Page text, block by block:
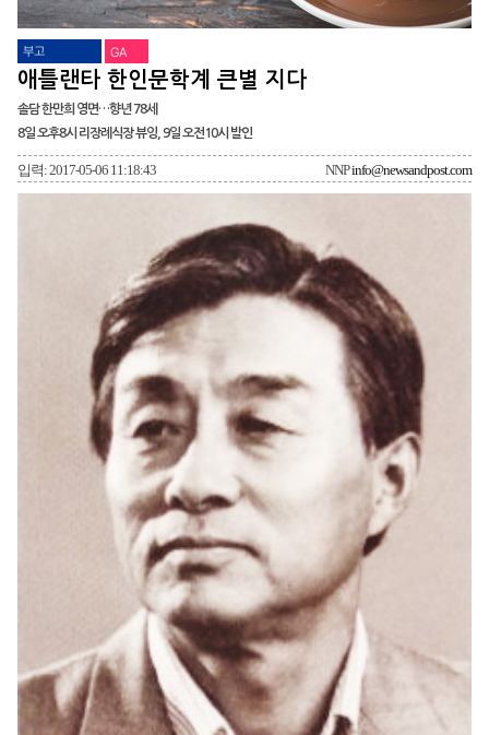
부고 GA
애틀랜타 한인문학계 큰별 지다
솔담 한만희 영면…향년 78세
8일 오후8시 리장례식장 뷰잉, 9일 오전10시 발인
입력: 2017-05-06 11:18:43 NNPinfo@newsandpost.com